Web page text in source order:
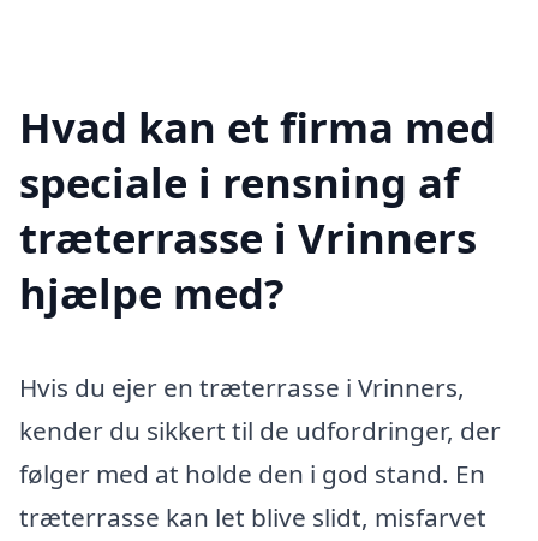
Hvad kan et firma med
speciale i rensning af
træterrasse i Vrinners
hjælpe med?
Hvis du ejer en træterrasse i Vrinners,
kender du sikkert til de udfordringer, der
følger med at holde den i god stand. En
træterrasse kan let blive slidt, misfarvet